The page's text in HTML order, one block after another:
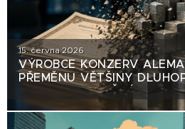
15. června 2026
VÝROBCE KONZERV
PŘEMĚNU VĚTŠINY
TRHU NEBEZPEČNÝ